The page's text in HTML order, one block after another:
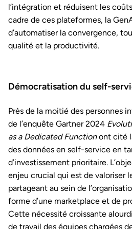
l’intégration et réduisent les
cadre de ces plateformes, la
d’automatiser la convergence,
qualité et la productivité.
Démocratisation du self-
Près de la moitié des personnes
de l’enquête Gartner 2024
as a Dedicated Functionont cité
des données en self-service en
d’investissement prioritaire.
enjeu crucial qui est de valoriser
partageant au sein de
forme d’une marketplace et de
Cette nécessité croissante
de travail des équipes chargées